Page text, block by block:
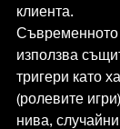
клиента.
Съвременното
използва
тригери като
(ролевите
нива,